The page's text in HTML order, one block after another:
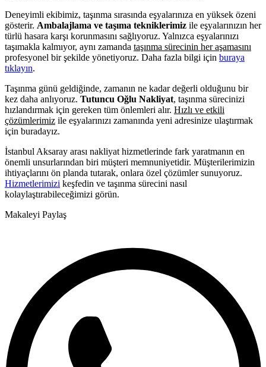
Deneyimli ekibimiz, taşınma sırasında eşyalarınıza en yüksek özeni
gösterir. Ambalajlama ve taşıma tekniklerimiz ile eşyalarınızın her
türlü hasara karşı korunmasını sağlıyoruz. Yalnızca eşyalarınızı
taşımakla kalmıyor, aynı zamanda taşınma sürecinin her aşamasını
profesyonel bir şekilde yönetiyoruz. Daha fazla bilgi için buraya
tıklayın.
Taşınma günü geldiğinde, zamanın ne kadar değerli olduğunu bir
kez daha anlıyoruz. Tutuncu Oğlu Nakliyat, taşınma sürecinizi
hızlandırmak için gereken tüm önlemleri alır. Hızlı ve etkili
çözümlerimiz ile eşyalarınızı zamanında yeni adresinize ulaştırmak
için buradayız.
İstanbul Aksaray arası nakliyat hizmetlerinde fark yaratmanın en
önemli unsurlarından biri müşteri memnuniyetidir. Müşterilerimizin
ihtiyaçlarını ön planda tutarak, onlara özel çözümler sunuyoruz.
Hizmetlerimizi keşfedin ve taşınma sürecini nasıl
kolaylaştırabileceğimizi görün.
Makaleyi Paylaş